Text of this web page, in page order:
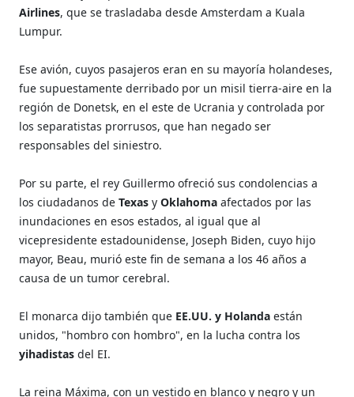
Airlines, que se trasladaba desde Amsterdam a Kuala
Lumpur.
Ese avión, cuyos pasajeros eran en su mayoría holandeses,
fue supuestamente derribado por un misil tierra-aire en la
región de Donetsk, en el este de Ucrania y controlada por
los separatistas prorrusos, que han negado ser
responsables del siniestro.
Por su parte, el rey Guillermo ofreció sus condolencias a
los ciudadanos de TexasyOklahoma afectados por las
inundaciones en esos estados, al igual que al
vicepresidente estadounidense, Joseph Biden, cuyo hijo
mayor, Beau, murió este fin de semana a los 46 años a
causa de un tumor cerebral.
El monarca dijo también que EE.UU. y Holanda están
unidos, "hombro con hombro", en la lucha contra los
yihadistasdel EI.
La reina Máxima, con un vestido en blanco y negro y un